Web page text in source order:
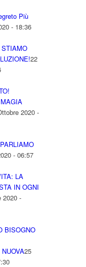
Più
- 18:36
22
2020 -
- 06:57
LA
IN OGNI
2020 -
BISOGNO
25